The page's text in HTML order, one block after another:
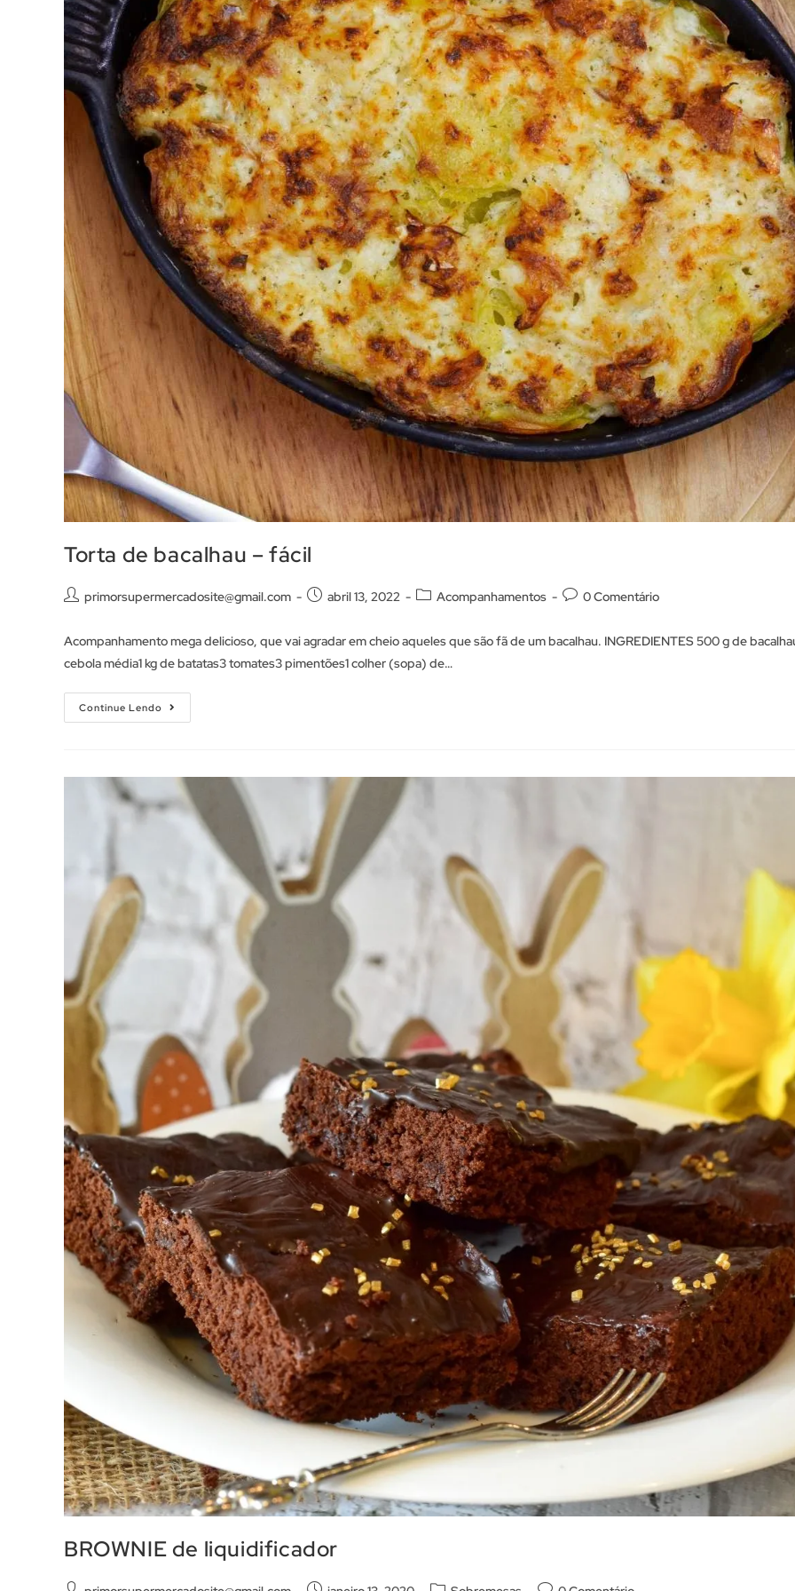
Torta de bacalhau – fácil
primorsupermercadosite@gmail.com abril 13, 2022 Acompanhamentos 0 Comentário
Acompanhamento mega delicioso, que vai agradar em cheio aqueles que são fã de um bacalhau. INGREDIENTES 500 g de
cebola média1 kg de batatas3 tomates3 pimentões1 colher (sopa) de…
Continue Lendo
BROWNIE de liquidificador